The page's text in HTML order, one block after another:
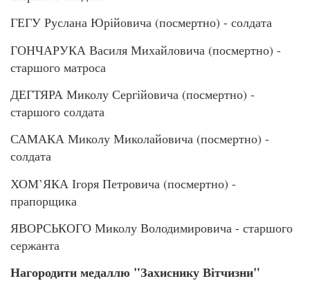
ГЕГУ Руслана Юрійовича (посмертно) - солдата
ГОНЧАРУКА Василя Михайловича (посмертно) -
старшого матроса
ДЕГТЯРА Миколу Сергійовича (посмертно) -
старшого солдата
САМАКА Миколу Миколайовича (посмертно) -
солдата
ХОМ’ЯКА Ігоря Петровича (посмертно) -
прапорщика
ЯВОРСЬКОГО Миколу Володимировича - старшого
сержанта
Нагородити медаллю "Захиснику Вітчизни"